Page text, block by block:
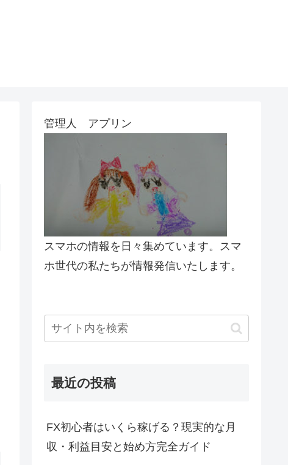
管理人 アプリン
スマホの情報を日々集めています。スマ
ホ世代の私たちが情報発信いたします。
最近の投稿
FX初心者はいくら稼げる？現実的な月
収・利益目安と始め方完全ガイド